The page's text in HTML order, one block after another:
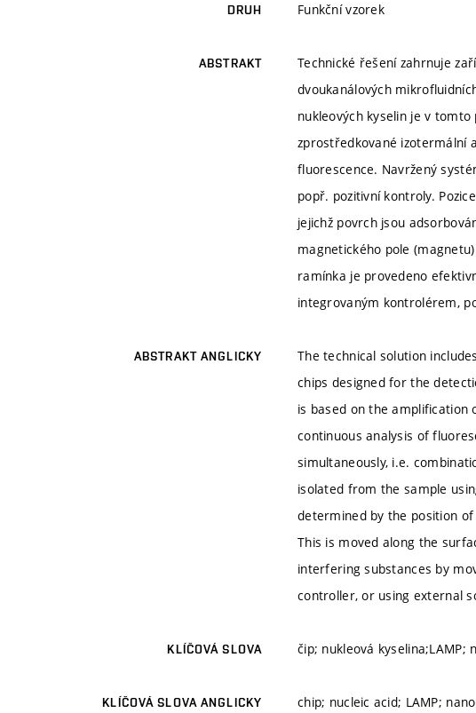
DRUH Funkční vzorek
ABSTRAKT
Technické řešení zahrnuje
dvoukanálových
nukleových kyselin je v
zprostředkované izotermální
fluorescence. Navržený
popř. pozitivní kontroly.
jejichž povrch jsou
magnetického pole
ramínka je provedeno
integrovaným kontrolérem,
ABSTRAKT ANGLICKY
The technical solution
chips designed for the
is based on the amplification
continuous analysis of
simultaneously, i.e.
isolated from the sample
determined by the position
This is moved along the
interfering substances by
controller, or using external
KLÍČOVÁ SLOVA čip; nukleová kyselina;LAMP;
KLÍČOVÁ SLOVA ANGLICKY chip; nucleic acid; LAMP;